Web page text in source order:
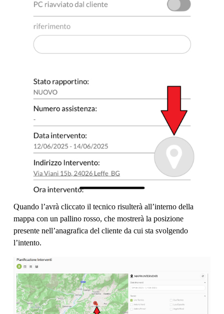
Quando l’avrà cliccato il tecnico risulterà all’interno della
mappa con un pallino rosso, che mostrerà la posizione
presente nell’anagrafica del cliente da cui sta svolgendo
l’intento.